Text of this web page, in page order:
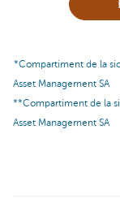
*Compartiment de la
Asset Management SA
**Compartiment de la
Asset Management SA